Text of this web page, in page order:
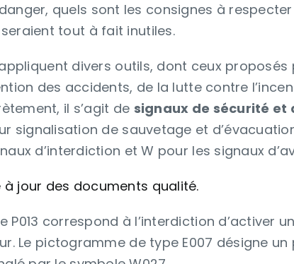
quels sont les consignes à
tout à fait inutiles.
divers outils, dont ceux proposés
des accidents, de la lutte contre
il s’agit de signaux de sécurité et
signalisation de sauvetage et
d’interdiction et W pour les signaux
à jour des documents qualité.
correspond à l’interdiction d’activer
Le pictogramme de type E007 désigne